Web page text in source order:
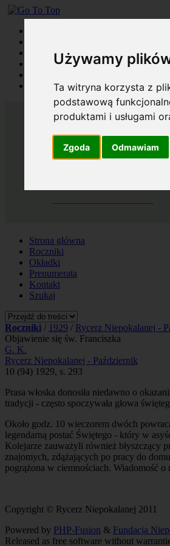
Używamy
Ta witryna korzysta z
podstawową
produktami i usługami
Zgoda Odmawiam
Okładki
Prenumerata
Szukaj
Strona główna
Roczniki
Okładki
Prenumerata
Kontakt
Szukaj
Roczniki / 1929 / Rycerz Niepokalanej -
Objawienie się św. Franciszka
G. K.
Rycerz Niepokalanej - Październik
10 (94) 1929, s. 293
Prasa włoska donosiła niedawno o
tradycji - często spoczywała głowa
Około godz. 10 wieczorem dwóch
legendarną postać Świętego - który w
Kolejarze zauważyli również błyszczący
znajomych, zdążających po pracy do
pogrążona w ciemnościach. Wiadomość o
Copyright © Rycerz Niepokalanej 2011
Powered by PHP-Fusion & Fundacja
Released as free software without